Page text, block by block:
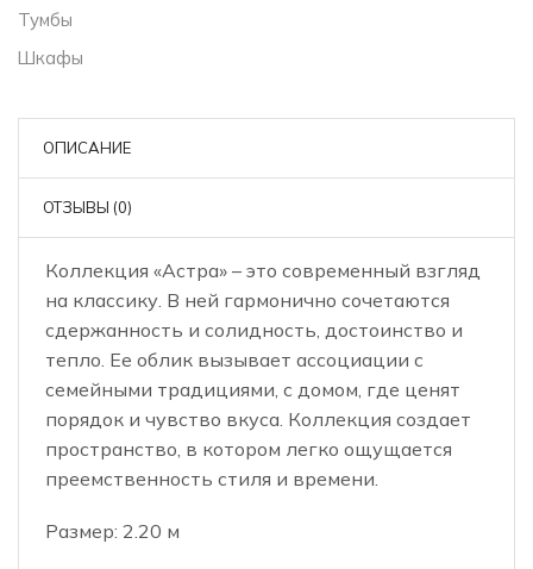
Тумбы
Шкафы
ОПИСАНИЕ
ОТЗЫВЫ (0)
Коллекция «Астра» – это современный взгляд
на классику. В ней гармонично сочетаются
сдержанность и солидность, достоинство и
тепло. Ее облик вызывает ассоциации с
семейными традициями, с домом, где ценят
порядок и чувство вкуса. Коллекция создает
пространство, в котором легко ощущается
преемственность стиля и времени.
Размер: 2.20 м